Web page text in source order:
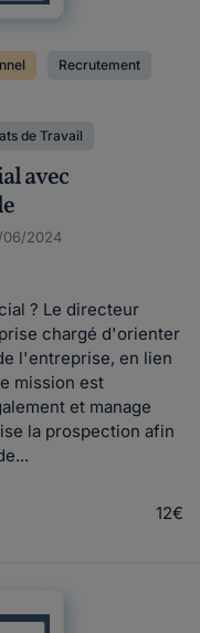
Recrutement
de Travail
avec
06/2024
? Le directeur
chargé d'orienter
l'entreprise, en lien
mission est
et manage
la prospection afin
12€